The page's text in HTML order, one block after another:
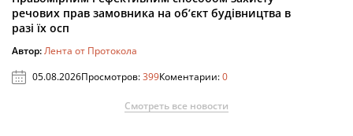
речових прав замовника на об’єкт будівництва в
разі їх осп
Автор:Лента от Протокола
05.08.2026Просмотров:399Коментарии:0
Смотреть все новости